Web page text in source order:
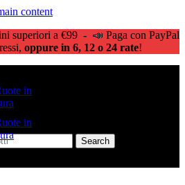
content
superiori a €99 - 📣 Paga con PayPal
oppure in 6, 12 o 24 rate!
Search